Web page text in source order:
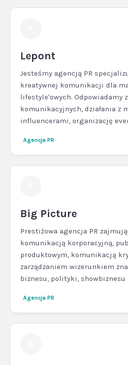
Lepont
Jesteśmy agencją PR
kreatywnej komunikacji dla
lifestyle'owych. Odpowiadamy
komunikacyjnych, działania z
influencerami, organizację
Agencja PR
Big Picture
Prestiżowa agencja PR
komunikacją korporacyjną,
produktowym, komunikacją
zarządzaniem wizerunkiem
biznesu, polityki, showbiznesu
Agencja PR